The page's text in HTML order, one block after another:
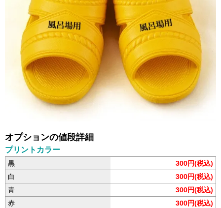
オプションの値段詳細
プリントカラー
黒
300円(税込)
白
300円(税込)
青
300円(税込)
赤
300円(税込)